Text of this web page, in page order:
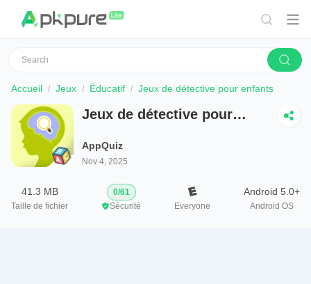
Accueil Jeux Éducatif Jeux de détective pour enfants
Jeux de détective pour
AppQuiz
Nov 4, 2025
41.3 MB
Taille de fichier
0/61
Sécurité
Everyone
Android 5.0+
Android OS